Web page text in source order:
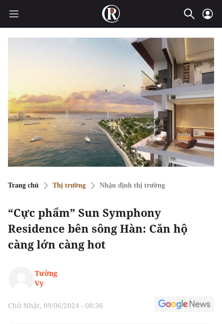
Trang chủ Thị trường Nhận định thị trường
“Cực phẩm” Sun Symphony
Residence bên sông Hàn: Căn hộ
càng lớn càng hot
Tường
Vy
Chủ Nhật, 09/06/2024 - 08:36